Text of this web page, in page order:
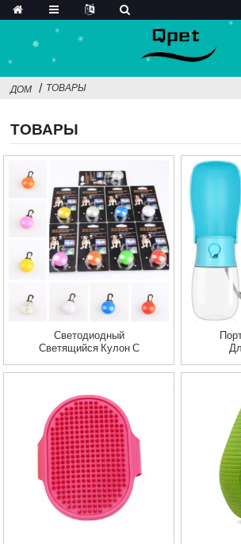
ДОМ ТОВАРЫ
ТОВАРЫ
Светодиодный
Светящийся Кулон С
Изображением Собаки
Для